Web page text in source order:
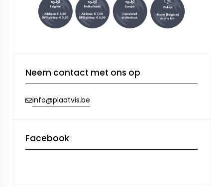
Neem contact met ons op
info@plaatvis.be
Facebook